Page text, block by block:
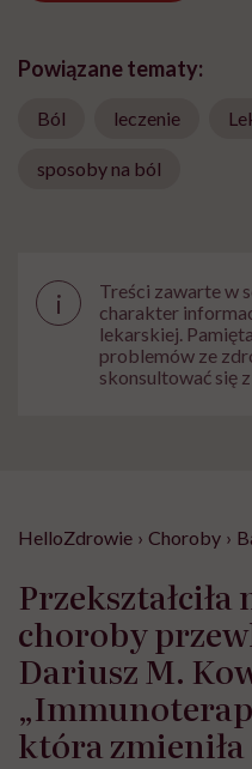
Powiązane tematy:
Ból leczenie
sposoby na ból
i
Treści zawarte w
charakter
lekarskiej.
problemów ze
skonsultować się
HelloZdrowie › Choroby ›
choroby
Dariusz M.
która